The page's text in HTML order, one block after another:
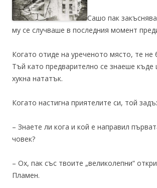
Сашо пак
му се случваше в последния момент
Когато отиде на уреченото място, те не
Тъй като предварително се знаеше
хукна нататък.
Когато настигна приятелите си, той
– Знаете ли кога и кой е направил
човек?
– Ох, пак със твоите „великолепни“
Пламен.